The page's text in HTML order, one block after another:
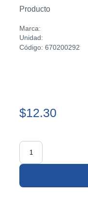
Producto
Marca:
Unidad:
Código: 670200292
$12.30